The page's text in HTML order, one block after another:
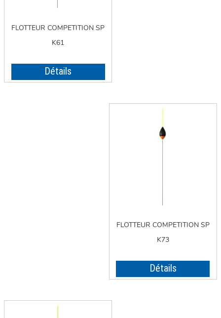
FLOTTEUR COMPETITION SP
K61
Détails
FLOTTEUR COMPETITION SP
K73
Détails